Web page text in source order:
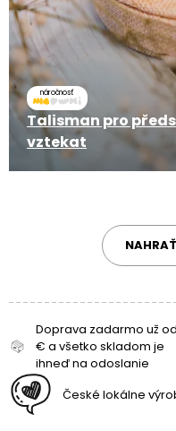
náročnosť
Talisman pro
vztekat
Doprava zadarmo už
€ a všetko skladom je
ihneď na odoslanie
České lokálne